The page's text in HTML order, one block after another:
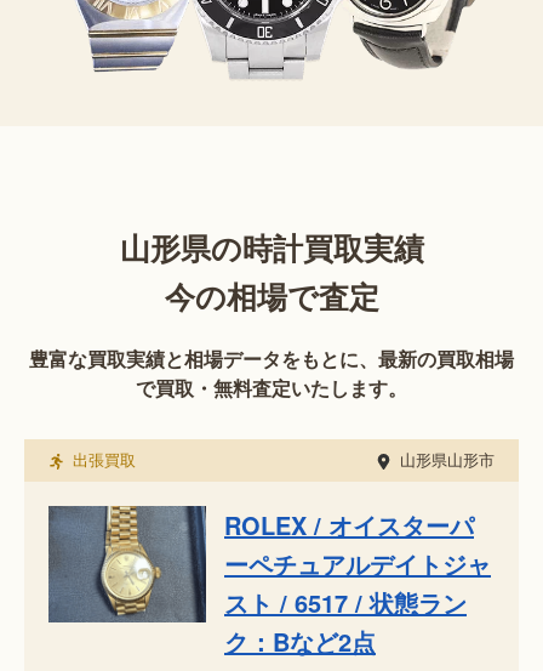
山形県の時計買取実績
今の相場で査定
豊富な買取実績と相場データをもとに、最新の買取相場
で買取・無料査定いたします。
出張買取 山形県山形市
ROLEX / オイスターパ
ーペチュアルデイトジャ
スト / 6517 / 状態ラン
ク：Bなど2点